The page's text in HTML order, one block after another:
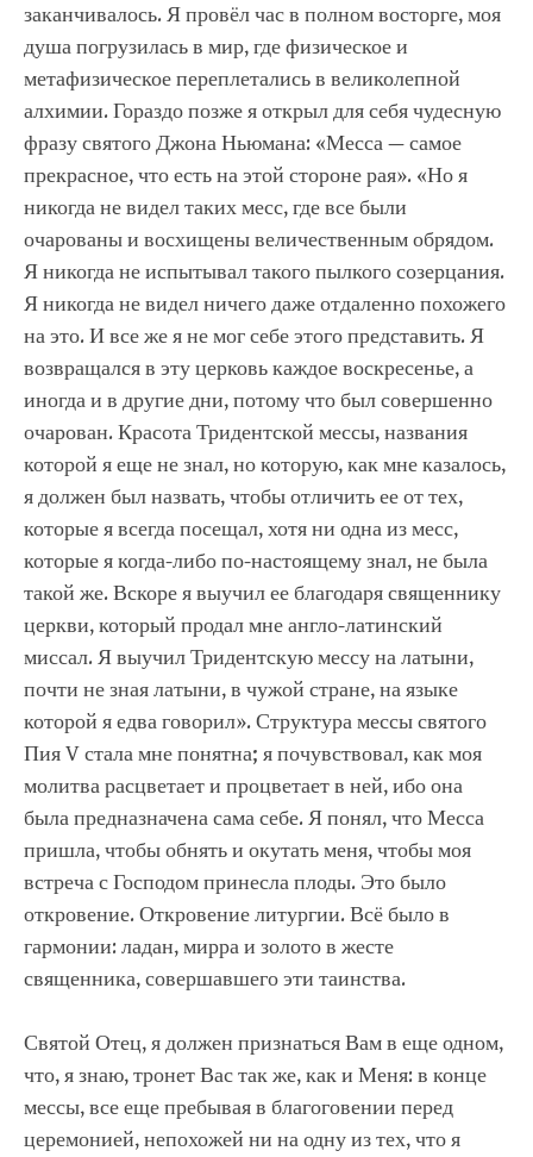
заканчивалось. Я провёл час в полном восторге, моя
душа погрузилась в мир, где физическое и
метафизическое переплетались в великолепной
алхимии. Гораздо позже я открыл для себя чудесную
фразу святого Джона Ньюмана: «Месса — самое
прекрасное, что есть на этой стороне рая». «Но я
никогда не видел таких месс, где все были
очарованы и восхищены величественным обрядом.
Я никогда не испытывал такого пылкого созерцания.
Я никогда не видел ничего даже отдаленно похожего
на это. И все же я не мог себе этого представить. Я
возвращался в эту церковь каждое воскресенье, а
иногда и в другие дни, потому что был совершенно
очарован. Красота Тридентской мессы, названия
которой я еще не знал, но которую, как мне казалось,
я должен был назвать, чтобы отличить ее от тех,
которые я всегда посещал, хотя ни одна из месс,
которые я когда-либо по-настоящему знал, не была
такой же. Вскоре я выучил ее благодаря священнику
церкви, который продал мне англо-латинский
миссал. Я выучил Тридентскую мессу на латыни,
почти не зная латыни, в чужой стране, на языке
которой я едва говорил». Структура мессы святого
Пия V стала мне понятна; я почувствовал, как моя
молитва расцветает и процветает в ней, ибо она
была предназначена сама себе. Я понял, что Месса
пришла, чтобы обнять и окутать меня, чтобы моя
встреча с Господом принесла плоды. Это было
откровение. Откровение литургии. Всё было в
гармонии: ладан, мирра и золото в жесте
священника, совершавшего эти таинства.
Святой Отец, я должен признаться Вам в еще одном,
что, я знаю, тронет Вас так же, как и Меня: в конце
мессы, все еще пребывая в благоговении перед
церемонией, непохожей ни на одну из тех, что я